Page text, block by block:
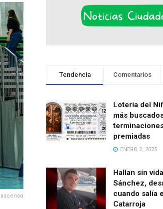
Tendencia Comentarios
Lotería del
más
premiadas
ENERO 2, 2025
Hallan sin
Sánchez,
cuando salía
Catarroja